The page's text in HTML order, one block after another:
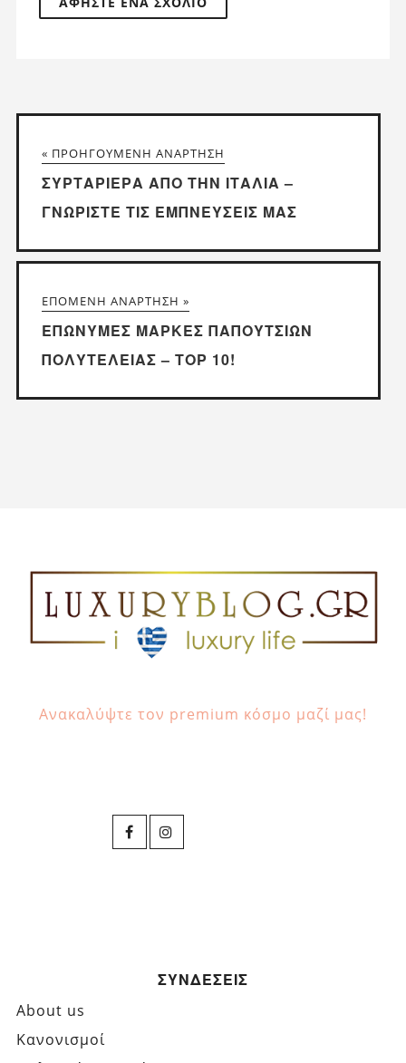
« ΠΡΟΗΓΟΎΜΕΝΗ ΑΝΆΡΤΗΣΗ
ΣΥΡΤΑΡΙΈΡΑ ΑΠΌ ΤΗΝ ΙΤΑΛΊΑ –
ΓΝΩΡΊΣΤΕ ΤΙΣ ΕΜΠΝΕΎΣΕΙΣ ΜΑΣ
ΕΠΌΜΕΝΗ ΑΝΆΡΤΗΣΗ »
ΕΠΏΝΥΜΕΣ ΜΆΡΚΕΣ ΠΑΠΟΥΤΣΙΏΝ
ΠΟΛΥΤΕΛΕΊΑΣ – TOP 10!
Ανακαλύψτε τον premium κόσμο μαζί μας!
ΣΥΝΔΕΣΕΙΣ
About us
Κανονισμοί